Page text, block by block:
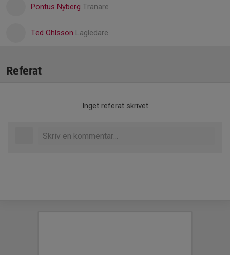
Pontus Nyberg Tränare
Ted Ohlsson Lagledare
Referat
Inget referat skrivet